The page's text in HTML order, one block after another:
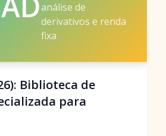
análise de
derivativos e renda
fixa
Biblioteca de
para